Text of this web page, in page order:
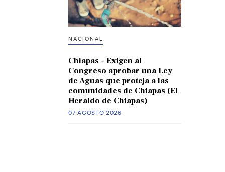
NACIONAL
Chiapas – Exigen al
Congreso aprobar una Ley
de Aguas que proteja a las
comunidades de Chiapas (El
Heraldo de Chiapas)
07 AGOSTO 2026